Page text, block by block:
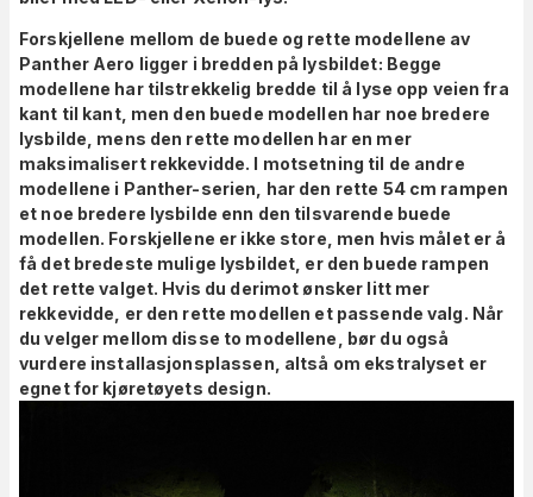
Forskjellene mellom de buede og rette modellene av
Panther Aero ligger i bredden på lysbildet: Begge
modellene har tilstrekkelig bredde til å lyse opp veien fra
kant til kant, men den buede modellen har noe bredere
lysbilde, mens den rette modellen har en mer
maksimalisert rekkevidde. I motsetning til de andre
modellene i Panther-serien, har den rette 54 cm rampen
et noe bredere lysbilde enn den tilsvarende buede
modellen. Forskjellene er ikke store, men hvis målet er å
få det bredeste mulige lysbildet, er den buede rampen
det rette valget. Hvis du derimot ønsker litt mer
rekkevidde, er den rette modellen et passende valg. Når
du velger mellom disse to modellene, bør du også
vurdere installasjonsplassen, altså om ekstralyset er
egnet for kjøretøyets design.